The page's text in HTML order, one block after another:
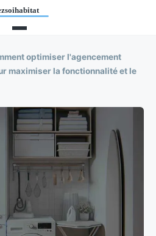
optimiser l'agencement
maximiser la fonctionnalité et le